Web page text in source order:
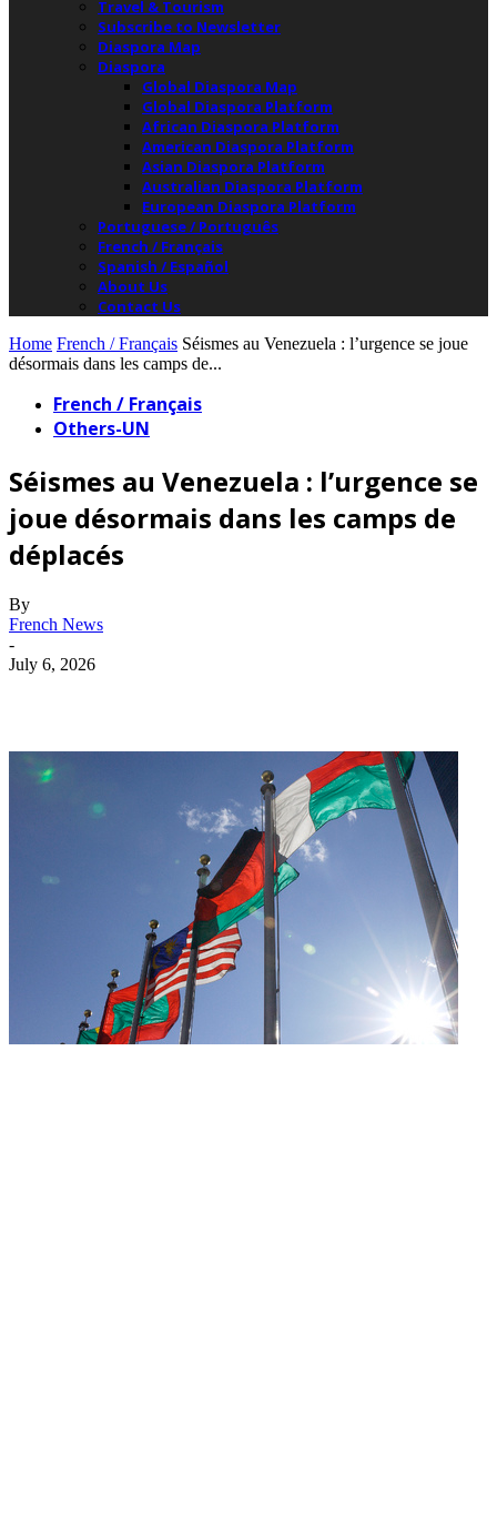
Travel & Tourism
Subscribe to Newsletter
Diaspora Map
Diaspora
Global Diaspora Map
Global Diaspora Platform
African Diaspora Platform
American Diaspora Platform
Asian Diaspora Platform
Australian Diaspora Platform
European Diaspora Platform
Portuguese / Português
French / Français
Spanish / Español
About Us
Contact Us
Home French / Français Séismes au Venezuela : l’urgence se joue
désormais dans les camps de...
French / Français
Others-UN
Séismes au Venezuela : l’urgence se
joue désormais dans les camps de
déplacés
By
French News
-
July 6, 2026